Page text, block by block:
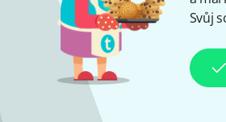
Svůj